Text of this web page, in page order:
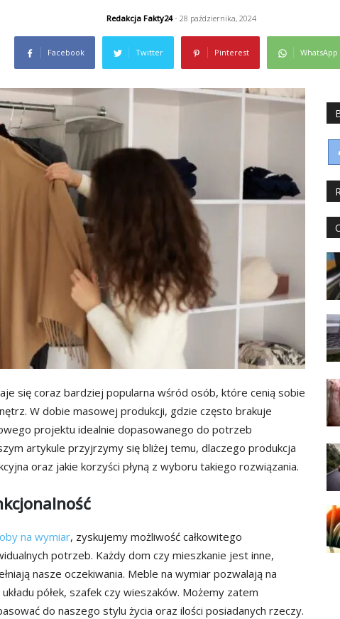
Redakcja Fakty24- 28 października, 2024
Facebook Twitter Pinterest WhatsApp
się coraz bardziej popularna wśród osób, które cenią sobie
W dobie masowej produkcji, gdzie często brakuje
projektu idealnie dopasowanego do potrzeb
artykule przyjrzymy się bliżej temu, dlaczego produkcja
oraz jakie korzyści płyną z wyboru takiego rozwiązania.
na wymiar, zyskujemy możliwość całkowitego
potrzeb. Każdy dom czy mieszkanie jest inne,
nasze oczekiwania. Meble na wymiar pozwalają na
półek, szafek czy wieszaków. Możemy zatem
do naszego stylu życia oraz ilości posiadanych rzeczy.